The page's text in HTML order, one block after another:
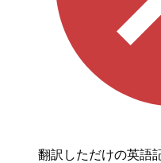
翻訳しただけの英語